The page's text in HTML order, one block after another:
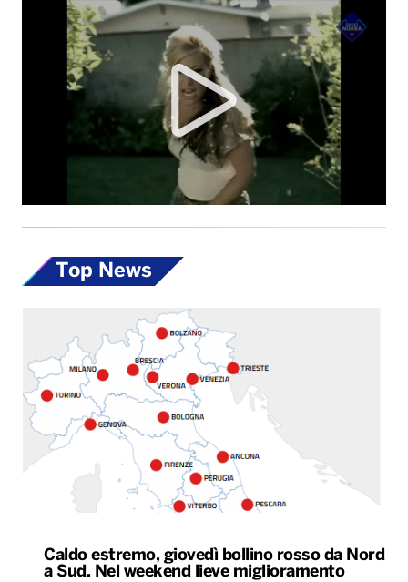
Top News
Caldo estremo, giovedì bollino rosso da Nord
a Sud. Nel weekend lieve miglioramento